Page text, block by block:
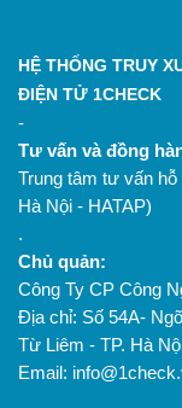
HỆ THỐNG TRUY
ĐIỆN TỬ 1CHECK
-
Tư vấn và đồng
Trung tâm tư vấn
Hà Nội - HATAP)
.
Chủ quản:
Công Ty CP Công
Địa chỉ: Số 54A-
Từ Liêm - TP. Hà
Email: